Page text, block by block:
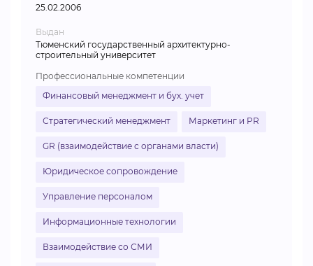
25.02.2006
Выдан
Тюменский государственный архитектурно-
строительный университет
Профессиональные компетенции
Финансовый менеджмент и бух. учет
Стратегический менеджмент Маркетинг и PR
GR (взаимодействие с органами власти)
Юридическое сопровождение
Управление персоналом
Информационные технологии
Взаимодействие со СМИ